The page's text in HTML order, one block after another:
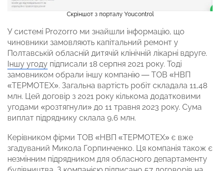
Скріншот з порталу Youcontrol
У системі Prozorro ми знайшли інформацію, що
чиновники замовляють капітальний ремонт у
Полтавській обласній дитячій клінічній лікарні вдруге.
Іншу угоду підписали 18 серпня 2021 року. Тоді
замовником обрали іншу компанію — ТОВ «НВП
«ТЕРМОТЕХ». Загальна вартість робіт складала 11,48
млн. Цей договір з 2021 року кількома додатковими
угодами «розтягнули» до 11 травня 2023 року. Сума
виплат підряднику склала 9,6 млн.
Керівником фірми ТОВ «НВП «ТЕРМОТЕХ» є вже
згадуваний Микола Горпинченко. Ця компанія також є
незмінним підрядником для обласного департаменту